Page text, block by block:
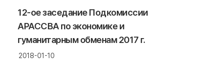
12-ое заседание Подкомиссии
АРАССВА по экономике и
гуманитарным обменам 2017 г.
2018-01-10